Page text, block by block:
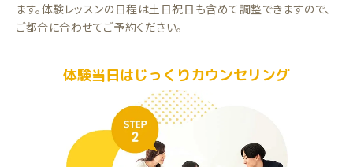
ます。体験レッスンの日程は土日祝日も含めて調整できますので、
ご都合に合わせてご予約ください。
体験当日はじっくりカウンセリング